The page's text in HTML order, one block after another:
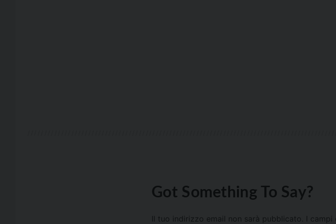
Got Something To Say?
Il tuo indirizzo email non sarà pubblicato. I